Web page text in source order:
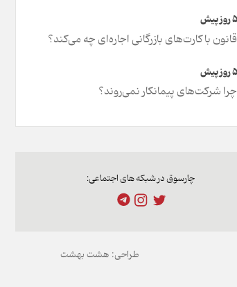
قانون با کارت‌های بازرگانی اجاره‌ای چه می‌کند؟
چرا شرکت‌های پیمانکار نمی‌روند؟
چارسوق در شبکه های اجتماعی:
طراحی: هشت بهشت